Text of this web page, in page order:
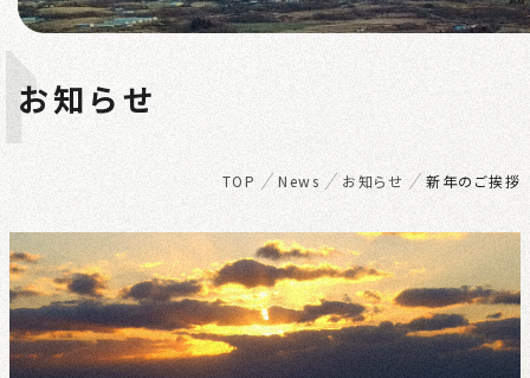
お知らせ
EWS
TOP News お知らせ 新年のご挨拶
WORKS
ADVANTAGE
CONTACT
NEWS